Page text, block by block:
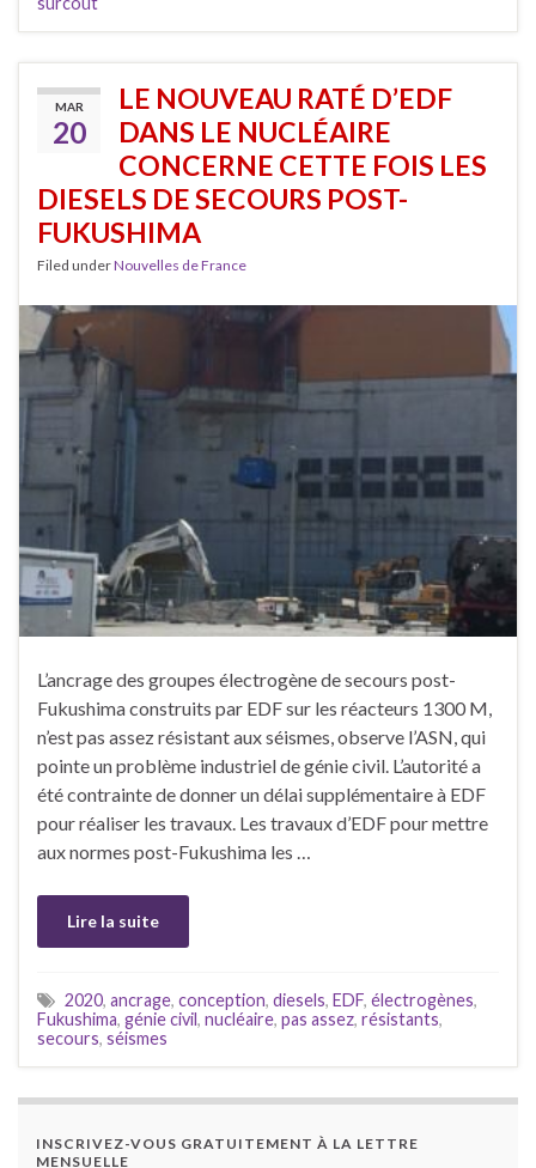
MAR
20
LE NOUVEAU RATÉ D’EDF
DANS LE NUCLÉAIRE
CONCERNE CETTE FOIS LES
DIESELS DE SECOURS POST-
FUKUSHIMA
Filed underNouvelles de France
L’ancrage des groupes électrogène de secours post-
Fukushima construits par EDF sur les réacteurs 1300 M,
n’est pas assez résistant aux séismes, observe l’ASN, qui
pointe un problème industriel de génie civil. L’autorité a
été contrainte de donner un délai supplémentaire à EDF
pour réaliser les travaux. Les travaux d’EDF pour mettre
aux normes post-Fukushima les …
Lire la suite
2020, ancrage, conception, diesels, EDF, électrogènes,
Fukushima, génie civil, nucléaire, pas assez, résistants,
secours, séismes
INSCRIVEZ-VOUS GRATUITEMENT À LA LETTRE
MENSUELLE